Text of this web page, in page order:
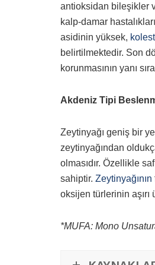
antioksidan bileşikler
kalp-damar
asidinin yüksek,
belirtilmektedir. Son
korunmasının yanı
Akdeniz Tipi
Zeytinyağı geniş bir
zeytinyağından
olmasıdır. Özellikle
sahiptir. Zeytinyağının
oksijen türlerinin
*MUFA: Mono